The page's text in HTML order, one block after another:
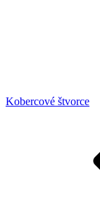
Kobercové štvorce